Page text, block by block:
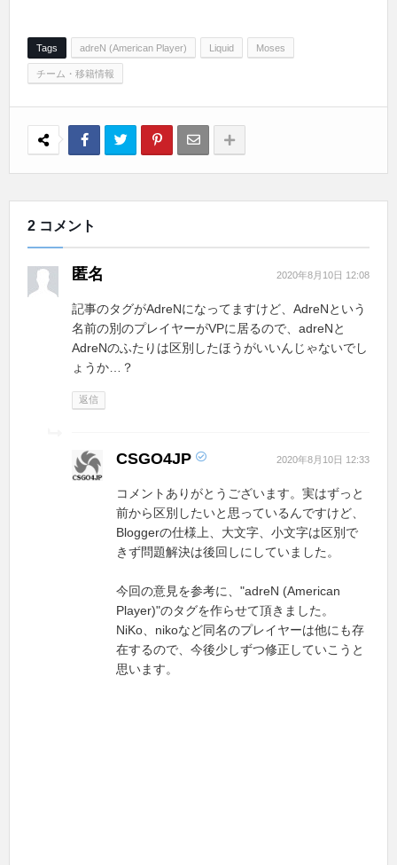
Tags adreN (American Player) Liquid Moses
チーム・移籍情報
2 コメント
匿名 2020年8月10日 12:08
記事のタグがAdreNになってますけど、AdreNという
名前の別のプレイヤーがVPに居るので、adreNと
AdreNのふたりは区別したほうがいいんじゃないでし
ょうか…？
返信
CSGO4JP 2020年8月10日 12:33
コメントありがとうございます。実はずっと
前から区別したいと思っているんですけど、
Bloggerの仕様上、大文字、小文字は区別で
きず問題解決は後回しにしていました。
今回の意見を参考に、"adreN (American
Player)"のタグを作らせて頂きました。
NiKo、nikoなど同名のプレイヤーは他にも存
在するので、今後少しずつ修正していこうと
思います。